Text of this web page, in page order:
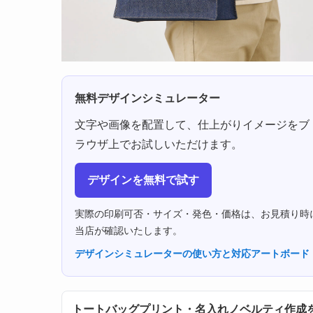
無料デザインシミュレーター
文字や画像を配置して、仕上がりイメージをブ
ラウザ上でお試しいただけます。
デザインを無料で試す
実際の印刷可否・サイズ・発色・価格は、お見積り時
当店が確認いたします。
デザインシミュレーターの使い方と対応アートボード
トートバッグプリント・名入れノベルティ作成